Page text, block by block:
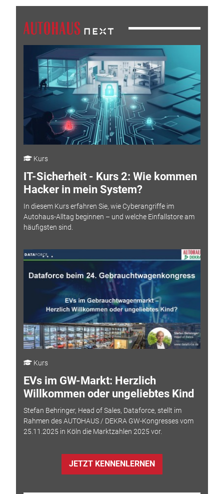
Kurs
IT-Sicherheit - Kurs 2: Wie kommen
Hacker in mein System?
In diesem Kurs erfahren Sie, wie Cyberangriffe im
Autohaus-Alltag beginnen – und welche Einfallstore am
häufigsten sind.
Kurs
EVs im GW-Markt: Herzlich
Willkommen oder ungeliebtes Kind
Stefan Behringer, Head of Sales, Dataforce, stellt im
Rahmen des AUTOHAUS / DEKRA GW-Kongresses vom
25.11.2025 in Köln die Marktzahlen 2025 vor.
JETZT KENNENLERNEN